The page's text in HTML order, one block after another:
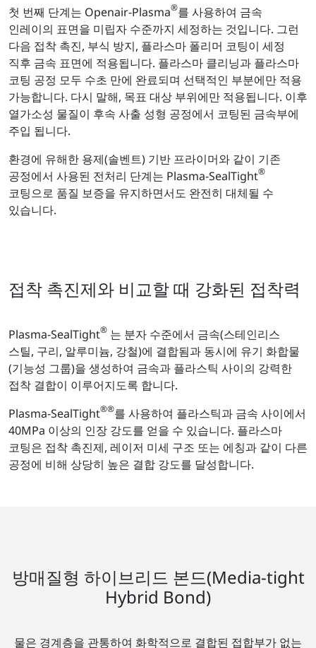
첫 번째 단계는 Openair-Plasma®를 사용하여 금속
인레이의 표면을 미립자 수준까지 세정하는 것입니다. 그런
다음 접착 촉진, 부식 방지, 플라스마 폴리머 코팅이 세정
직후 금속 표면에 적용됩니다. 플라스마 클리닝과 플라스마
코팅 공정 모두 수초 만에 완료되며 선택적인 부분에만 적용
가능합니다. 다시 말해, 목표 대상 부위에만 적용됩니다. 이후
열가소성 물질이 후속 사출 성형 공정에서 코팅된 금속부에
주입 됩니다.
환경에 유해한 용제(솔벤트) 기반 프라이머와 같이 기존
공정에서 사용된 전처리 단계는 Plasma-SealTight®
코팅으로 품질 보증을 유지하면서도 완전히 대체될 수
있습니다.
접착 촉진제와 비교할 때 강화된 접착력
Plasma-SealTight® 는 분자 수준에서 금속(스테인리스
스틸, 구리, 알루미늄, 강철)에 결합됨과 동시에 유기 화합물
(기능성 그룹)을 생성하여 금속과 플라스틱 사이의 강력한
접착 결합이 이루어지도록 합니다.
Plasma-SealTight®®를 사용하여 플라스틱과 금속 사이에서
40MPa 이상의 인장 강도를 얻을 수 있습니다. 플라스마
코팅은 접착 촉진제, 레이저 미세 구조 또는 에칭과 같이 다른
공정에 비해 상당히 높은 결합 강도를 달성합니다.
방매질형 하이브리드 본드(Media-tight
Hybrid Bond)
물은 경계층을 관통하여 화학적으로 결합된 접합부가 없는